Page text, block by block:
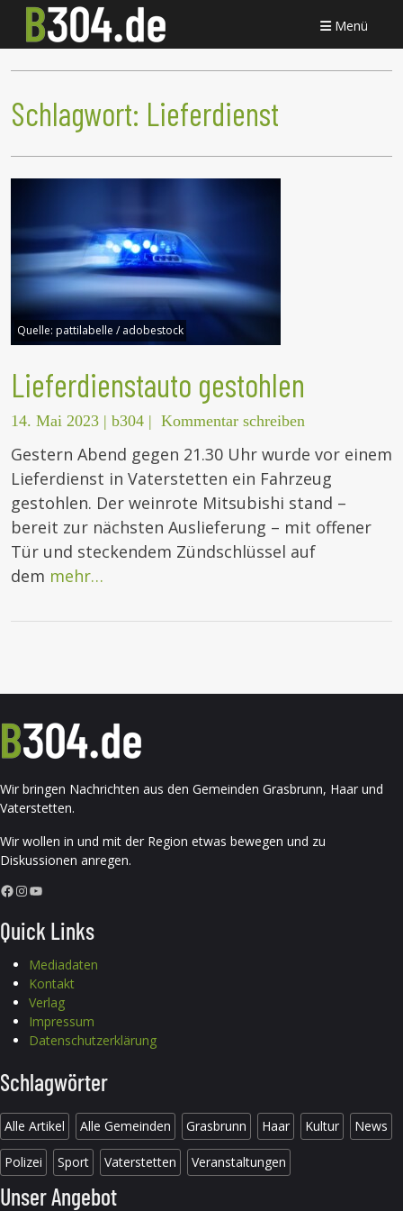
Menü
Schlagwort: Lieferdienst
Quelle: pattilabelle / adobestock
Lieferdienstauto gestohlen
14. Mai 2023 | b304 | Kommentar schreiben
Gestern Abend gegen 21.30 Uhr wurde vor einem
Lieferdienst in Vaterstetten ein Fahrzeug
gestohlen. Der weinrote Mitsubishi stand –
bereit zur nächsten Auslieferung – mit offener
Tür und steckendem Zündschlüssel auf
dem mehr…
Wir bringen Nachrichten aus den Gemeinden Grasbrunn, Haar und
Vaterstetten.
Wir wollen in und mit der Region etwas bewegen und zu
Diskussionen anregen.
Facebook InstagramYouTube
Quick Links
Mediadaten
Kontakt
Verlag
Impressum
Datenschutzerklärung
Schlagwörter
Alle Artikel Alle Gemeinden Grasbrunn Haar Kultur News
Polizei Sport Vaterstetten Veranstaltungen
Unser Angebot